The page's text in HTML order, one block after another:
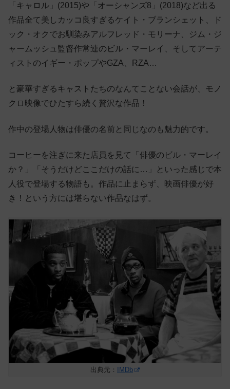
「キャロル」(2015)や 「オーシャンズ8」(2018)など出る
作品全て美しカッコ良すぎるケイト・ブランシェット、ド
ック・オクでお馴染みアルフレッド・モリーナ、
ジム・ジ
ャームッシュ監督作常連のビル・マーレイ、そしてアーテ
ィストのイギー・ポップやGZA、RZA…
と豪華すぎるキャストたちのなんてことない会話が、モノ
クロ映像でひたすら続く贅沢な作品！
作中の登場人物は俳優の名前と同じなのも魅力的です。
コーヒーを注ぎに来た店員を見て「俳優のビル・マーレイ
か？」「そうだけどここだけの話に…」といった感じで本
人役で登場する物語も。作品に止まらず、映画俳優が好
き！という方には堪らない作品なはず。
出典元： IMDb